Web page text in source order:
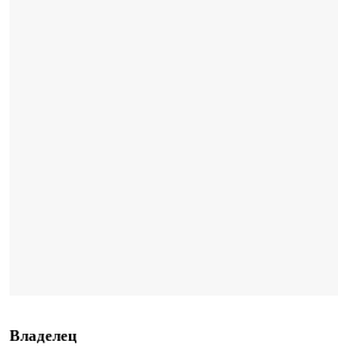
Владелец